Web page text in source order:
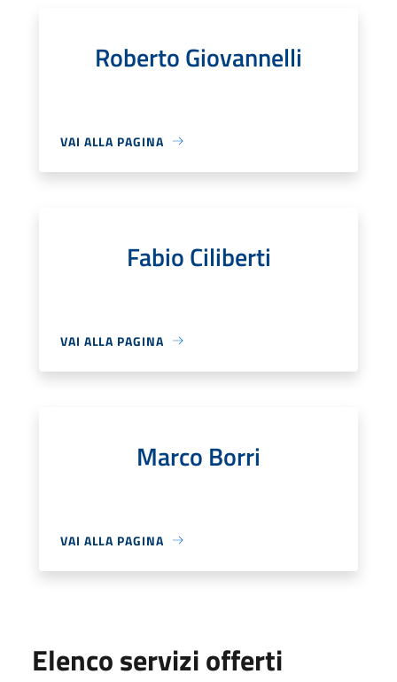
Roberto Giovannelli
VAI ALLA PAGINA
Fabio Ciliberti
VAI ALLA PAGINA
Marco Borri
VAI ALLA PAGINA
Elenco servizi offerti